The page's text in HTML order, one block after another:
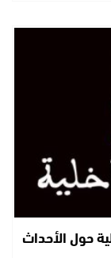
حول الأحداث